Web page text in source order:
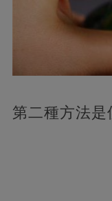
第二種方法是